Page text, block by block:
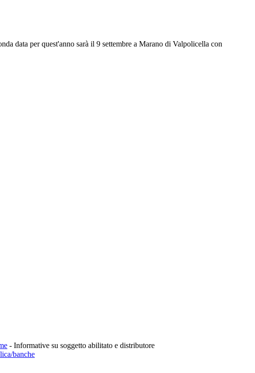
data per quest'anno sarà il 9 settembre a Marano di Valpolicella con
- Informative su soggetto abilitato e distributore
banche